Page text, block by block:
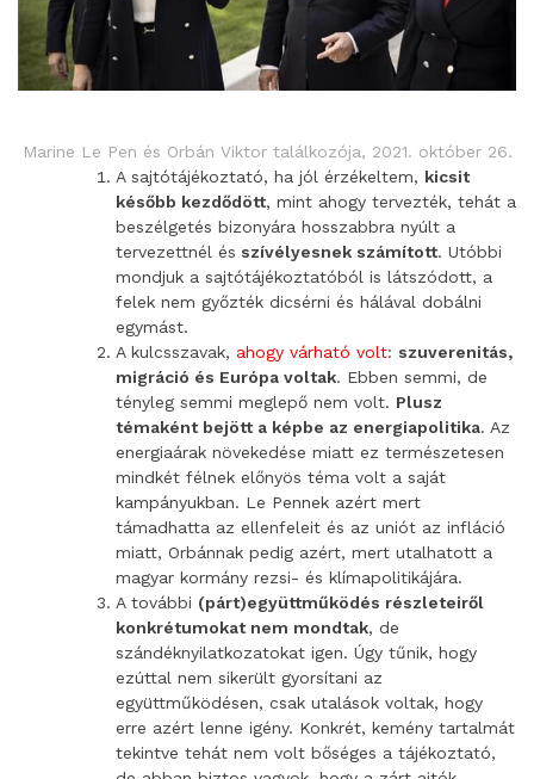
Marine Le Pen és Orbán Viktor találkozója, 2021. október 26.
A sajtótájékoztató, ha jól érzékeltem, kicsit
később kezdődött, mint ahogy tervezték, tehát a
beszélgetés bizonyára hosszabbra nyúlt a
tervezettnél és szívélyesnek számított. Utóbbi
mondjuk a sajtótájékoztatóból is látszódott, a
felek nem győzték dicsérni és hálával dobálni
egymást.
A kulcsszavak, ahogy várható volt: szuverenitás,
migráció és Európa voltak. Ebben semmi, de
tényleg semmi meglepő nem volt. Plusz
témaként bejött a képbe az energiapolitika. Az
energiaárak növekedése miatt ez természetesen
mindkét félnek előnyös téma volt a saját
kampányukban. Le Pennek azért mert
támadhatta az ellenfeleit és az uniót az infláció
miatt, Orbánnak pedig azért, mert utalhatott a
magyar kormány rezsi- és klímapolitikájára.
A további (párt)együttműködés részleteiről
konkrétumokat nem mondtak, de
szándéknyilatkozatokat igen. Úgy tűnik, hogy
ezúttal nem sikerült gyorsítani az
együttműködésen, csak utalások voltak, hogy
erre azért lenne igény. Konkrét, kemény tartalmát
tekintve tehát nem volt bőséges a tájékoztató,